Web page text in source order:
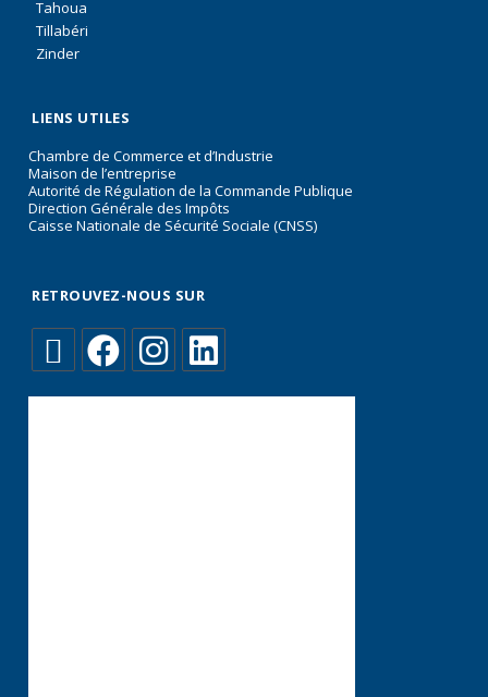
Tahoua
Tillabéri
Zinder
LIENS UTILES
Chambre de Commerce et d’Industrie
Maison de l’entreprise
Autorité de Régulation de la Commande Publique
Direction Générale des Impôts
Caisse Nationale de Sécurité Sociale (CNSS)
RETROUVEZ-NOUS SUR